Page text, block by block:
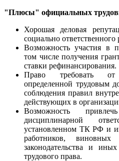
"Плюсы" официальных
Хорошая деловая
социально ответственного
Возможность участия в
том числе получения
ставки рефинансирования.
Право требовать от
определенной трудовым
соблюдения правил
действующих в
Возможность
дисциплинарной
установленном ТК РФ и
работников,
законодательства и
трудового права.